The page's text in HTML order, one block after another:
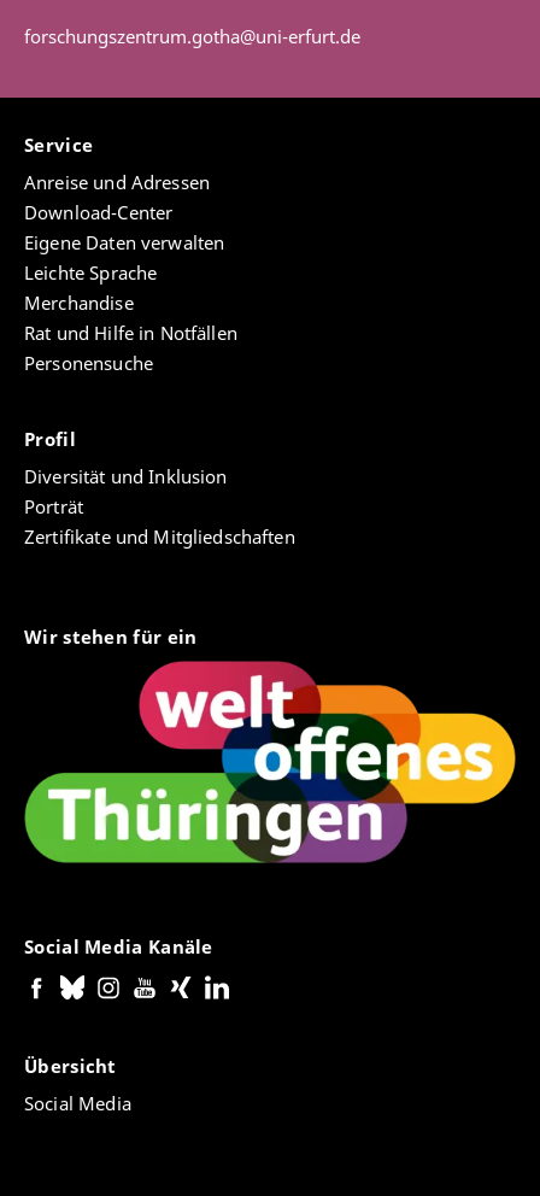
forschungszentrum.gotha@uni-erfurt.de
Service
Anreise und Adressen
Download-Center
Eigene Daten verwalten
Leichte Sprache
Merchandise
Rat und Hilfe in Notfällen
Personensuche
Profil
Diversität und Inklusion
Porträt
Zertifikate und Mitgliedschaften
Wir stehen für ein
Social Media Kanäle
Übersicht
Social Media